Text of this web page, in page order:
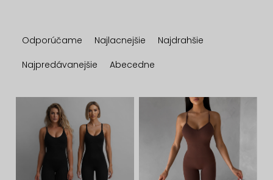
a
d
n
Odporúčame Najlacnejšie
Najdrahšie
Najpredávanejšie
Abecedne